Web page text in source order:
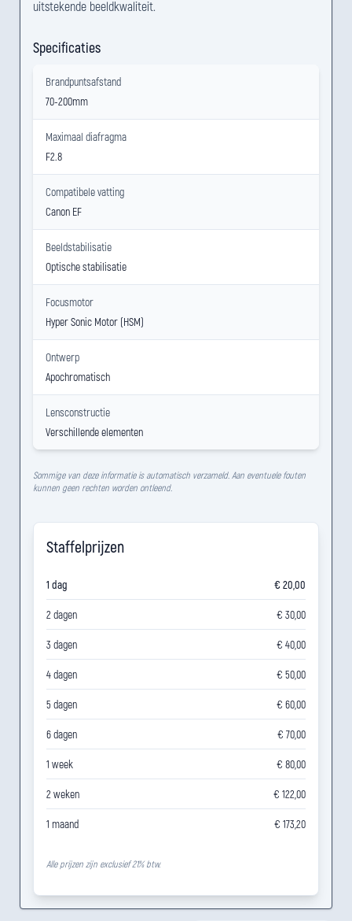
uitstekende beeldkwaliteit.
Specificaties
Brandpuntsafstand
70-200mm
Maximaal diafragma
F2.8
Compatibele vatting
Canon EF
Beeldstabilisatie
Optische stabilisatie
Focusmotor
Hyper Sonic Motor (HSM)
Ontwerp
Apochromatisch
Lensconstructie
Verschillende elementen
Sommige van deze informatie is automatisch verzameld. Aan eventuele fouten
kunnen geen rechten worden ontleend.
Staffelprijzen
1 dag € 20,00
2 dagen € 30,00
3 dagen € 40,00
4 dagen € 50,00
5 dagen € 60,00
6 dagen € 70,00
1 week € 80,00
2 weken € 122,00
1 maand € 173,20
Alle prijzen zijn exclusief 21% btw.